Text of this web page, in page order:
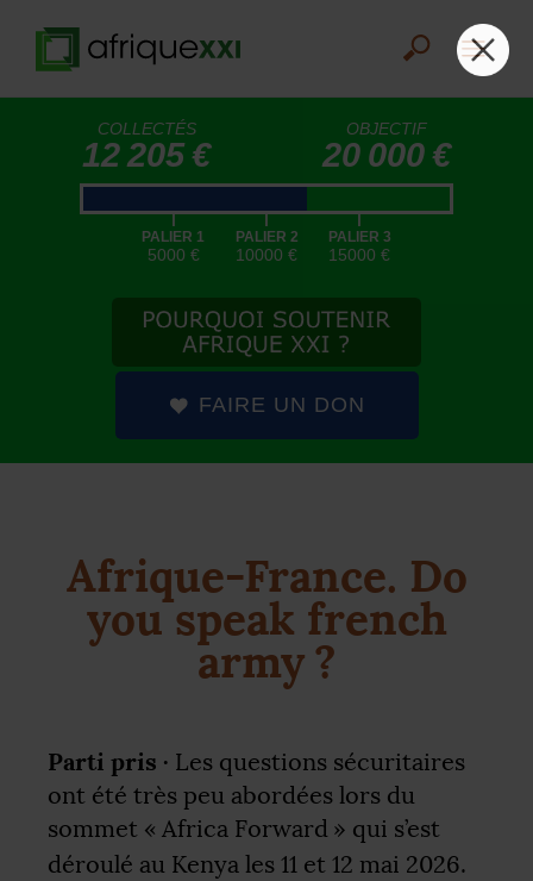
COLLECTÉS
12 205 €
OBJECTIF
20 000 €
|
PALIER 1
5000 €
|
PALIER 2
10000 €
|
PALIER 3
15000 €
FAIRE UN DON
Afrique-France. Do
you speak french
army ?
Parti pris · Les questions sécuritaires
ont été très peu abordées lors du
sommet « Africa Forward » qui s’est
déroulé au Kenya les 11 et 12 mai 2026.